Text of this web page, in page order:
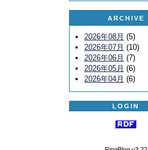
ARCHIVE
2026年08月 (5)
2026年07月 (10)
2026年06月 (7)
2026年05月 (6)
2026年04月 (6)
LOGIN